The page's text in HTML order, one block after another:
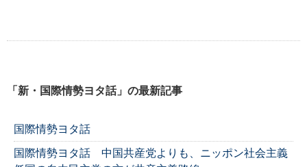
「新・国際情勢ヨタ話」の最新記事
国際情勢ヨタ話
国際情勢ヨタ話 中国共産党よりも、ニッポン社会主義